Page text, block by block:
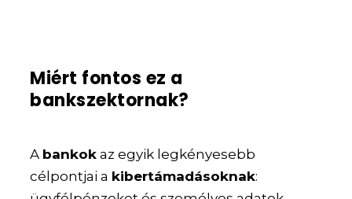
Miért fontos ez a
bankszektornak?
A bankok az egyik legkényesebb
célpontjai a kibertámadásoknak: